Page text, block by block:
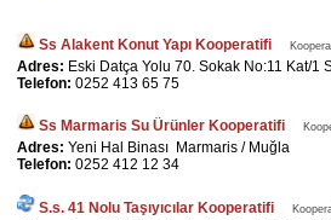
Ss Alakent Konut Yapı Kooperatifi
Adres: Eski Datça Yolu 70. Sokak No:11 Kat/1
Telefon: 0252 413 65 75
Ss Marmaris Su Ürünler Kooperatifi
Adres: Yeni Hal Binası Marmaris / Muğla
Telefon: 0252 412 12 34
S.s. 41 Nolu Taşıyıcılar Kooperatifi